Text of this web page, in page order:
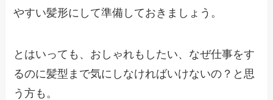
やすい髪形にして準備しておきましょう。
とはいっても、おしゃれもしたい、なぜ仕事をす
るのに髪型まで気にしなければいけないの？と思
う方も。